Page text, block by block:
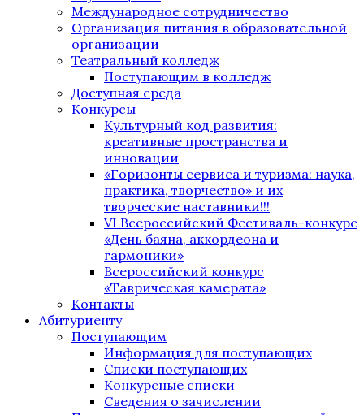
Международное сотрудничество
Организация питания в образовательной
организации
Театральный колледж
Поступающим в колледж
Доступная среда
Конкурсы
Культурный код развития:
креативные пространства и
инновации
«Горизонты сервиса и туризма: наука,
практика, творчество» и их
творческие наставники!!!
VI Всероссийский Фестиваль-конкурс
«День баяна, аккордеона и
гармоники»
Всероссийский конкурс
«Таврическая камерата»
Контакты
Абитуриенту
Поступающим
Информация для поступающих
Списки поступающих
Конкурсные списки
Сведения о зачислении